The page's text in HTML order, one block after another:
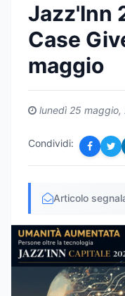
Jazz'Inn
Case
maggio
lunedì 25 maggio,
Condividi:
Articolo